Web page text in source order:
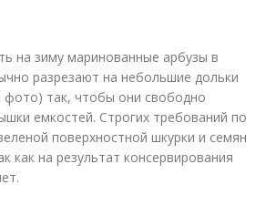
на зиму маринованные арбузы в
разрезают на небольшие дольки
фото) так, чтобы они свободно
емкостей. Строгих требований по
поверхностной шкурки и семян
как на результат консервирования